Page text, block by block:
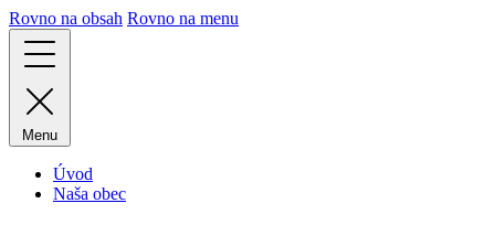
Rovno na obsah Rovno na menu
Menu
Úvod
Naša obec